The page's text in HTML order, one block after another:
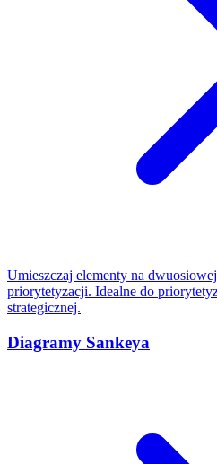
Umieszczaj elementy na
priorytetyzacji. Idealne do
strategicznej.
Diagramy Sankeya